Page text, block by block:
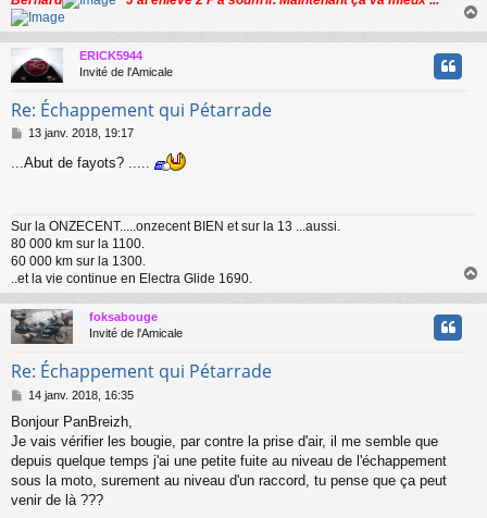
a
u
ERICK5944
Invité de l'Amicale
Re: Échappement qui Pétarrade
M
s
e
13 janv. 2018, 19:17
...Abut de fayots? .....
Sur la ONZECENT.....onzecent BIEN et sur la 13 ...aussi.
80 000 km sur la 1100.
60 000 km sur la 1300.
..et la vie continue en Electra Glide 1690.
a
u
foksabouge
Invité de l'Amicale
Re: Échappement qui Pétarrade
M
s
s
a
g
14 janv. 2018, 16:35
Bonjour PanBreizh,
Je vais vérifier les bougie, par contre la prise d'air, il me semble que
depuis quelque temps j'ai une petite fuite au niveau de l'échappement
sous la moto, surement au niveau d'un raccord, tu pense que ça peut
venir de là ???